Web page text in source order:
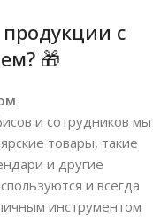
с
🎁
и сотрудников мы
товары, такие
и другие
и всегда
инструментом